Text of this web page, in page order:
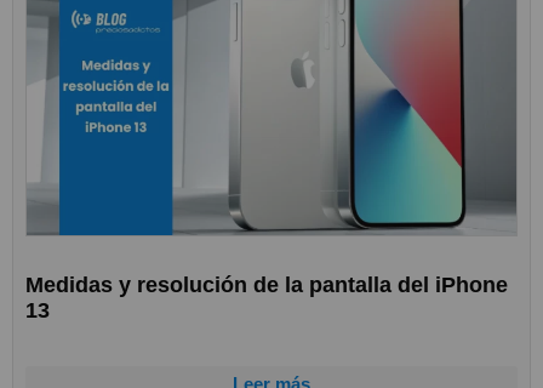
Medidas y resolución de la pantalla del iPhone
13